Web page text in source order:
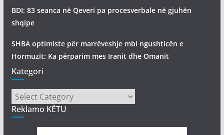
BDI: 83 seanca në Qeveri pa procesverbale në gjuhën
shqipe
SHBA optimiste për marrëveshje mbi ngushticën e
Hormuzit: Ka përparim mes Iranit dhe Omanit
Kategori
Kategori
Reklamo KËTU